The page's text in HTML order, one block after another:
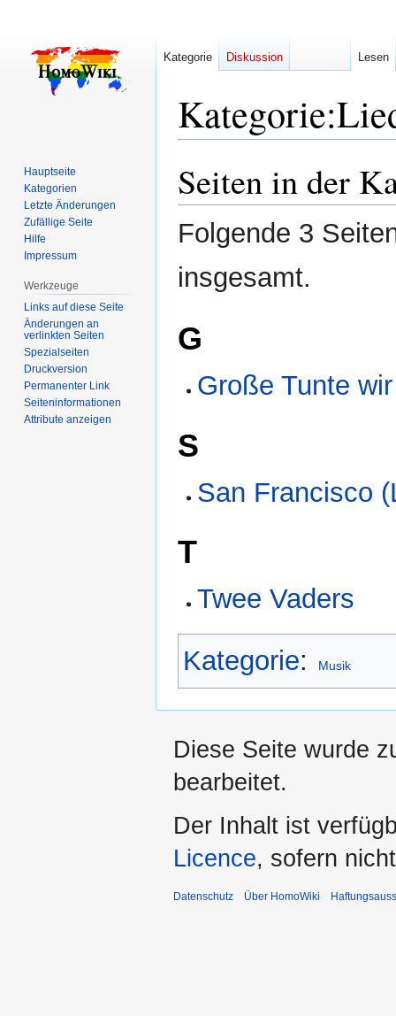
Kategorie:
Navigation
springen
Suche
springen
Seiten in der
Folgende 3
insgesamt.
G
Große Tunte
S
San Francisco
T
Twee Vaders
Kategorie: Musik
Kategorie Diskussion Lesen
Hauptseite
Kategorien
Letzte Änderungen
Zufällige Seite
Hilfe
Impressum
Werkzeuge
Links auf diese Seite
Änderungen an
verlinkten Seiten
Spezialseiten
Druckversion
Permanenter Link
Seiten­­informationen
Attribute anzeigen
Diese Seite wurde
bearbeitet.
Der Inhalt ist
Licence, sofern
Datenschutz Über HomoWiki